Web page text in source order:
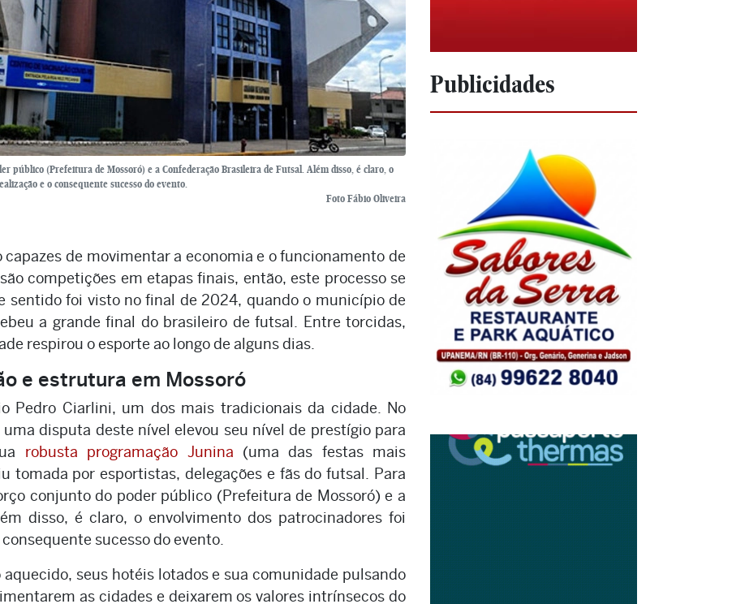
público (Prefeitura de Mossoró) e a Confederação Brasileira de Futsal. Além disso, é claro, o
e o consequente sucesso do evento.
Foto Fábio Oliveira
de movimentar a economia e o funcionamento de
competições em etapas finais, então, este processo se
sentido foi visto no final de 2024, quando o município de
a grande final do brasileiro de futsal. Entre torcidas,
respirou o esporte ao longo de alguns dias.
e estrutura em Mossoró
Pedro Ciarlini, um dos mais tradicionais da cidade. No
disputa deste nível elevou seu nível de prestígio para
robusta programação Junina (uma das festas mais
tomada por esportistas, delegações e fãs do futsal. Para
conjunto do poder público (Prefeitura de Mossoró) e a
disso, é claro, o envolvimento dos patrocinadores foi
sucesso do evento.
seus hotéis lotados e sua comunidade pulsando
as cidades e deixarem os valores intrínsecos do
Publicidades